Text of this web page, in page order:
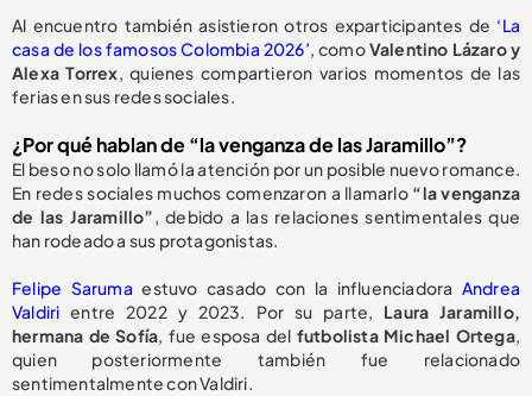
Al encuentro también asistieron otros exparticipantes de ‘La
casa de los famosos Colombia 2026’, comoValentino Lázaro y
Alexa Torrex, quienes compartieron varios momentos de las
ferias en sus redes sociales.
¿Por qué hablan de “la venganza de las Jaramillo”?
El beso no solo llamó la atención por un posible nuevo romance.
En redes sociales muchos comenzaron a llamarlo “la venganza
de las Jaramillo”, debido a las relaciones sentimentales que
han rodeado a sus protagonistas.
Felipe Saruma estuvo casado con la influenciadora Andrea
Valdiri entre 2022 y 2023. Por su parte, Laura Jaramillo,
hermana de Sofía, fue esposa del futbolista Michael Ortega,
quien posteriormente también fue relacionado
sentimentalmente con Valdiri.